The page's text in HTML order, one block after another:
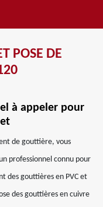
POSE DE
à appeler pour
de gouttière, vous
professionnel connu pour
des gouttières en PVC et
des gouttières en cuivre